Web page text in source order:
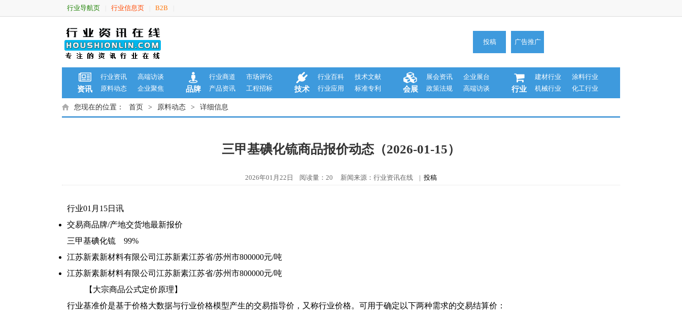
行业导航页 行业信息页 B2B
投稿 广告推广
资讯
行业资讯
高端访谈
原料动态
企业聚焦 品牌
行业商道
市场评论
产品资讯
工程招标 技术
行业百科
技术文献
行业应用
标准专利 会展
展会资讯
企业展台
政策法规
高端访谈 行业
建材行业
涂料行业
机械行业
化工行业
您现在的位置： 首页 > 原料动态 > 详细信息
三甲基碘化锍商品报价动态（2026-01-15）
2026年01月22日 阅读量：20 新闻来源：行业资讯在线 | 投稿
行业01月15日讯
交易商品牌/产地交货地最新报价
三甲基碘化锍 99%
江苏新素新材料有限公司 江苏新素江苏省/苏州市800000元/吨
江苏新素新材料有限公司 江苏新素江苏省/苏州市800000元/吨
【大宗商品公式定价原理】
行业基准价是基于价格大数据与行业价格模型产生的交易指导价，又称行业价格。可用于确定以下两种需求的交易结算价：